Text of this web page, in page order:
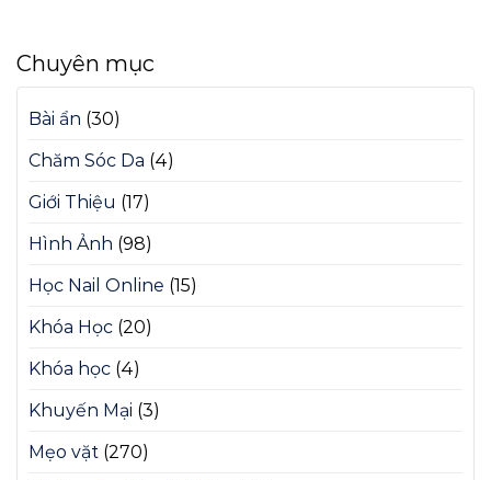
Chuyên mục
Bài ẩn (30)
Chăm Sóc Da (4)
Giới Thiệu (17)
Hình Ảnh (98)
Học Nail Online (15)
Khóa Học (20)
Khóa học (4)
Khuyến Mại (3)
Mẹo vặt (270)